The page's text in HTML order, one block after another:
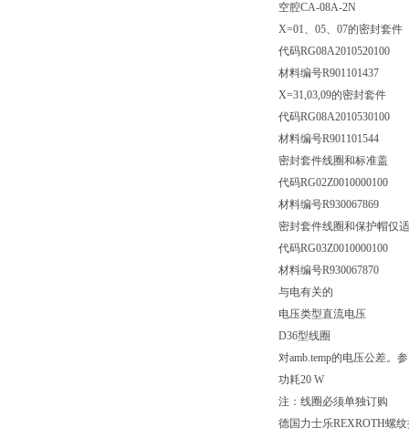
空腔CA-08A-2N
X=01、05、07的密封套件
代码RG08A2010520100
材料编号R901101437
X=31,03,09的密封套件
代码RG08A2010530100
材料编号R901101544
密封套件线圈和标准盖
代码RG02Z0010000100
材料编号R930067869
密封套件线圈和保护帽仅
代码RG03Z0010000100
材料编号R930067870
与电有关的
电压类型直流电压
D36型线圈
对amb.temp的电压公差。
功耗20 W
注：线圈必须单独订购
德国力士乐REXROTH螺